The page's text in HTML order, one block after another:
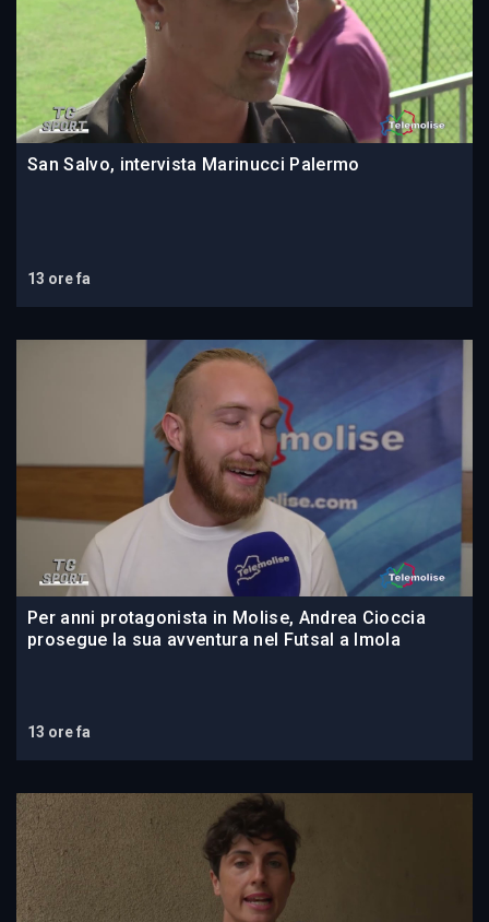
San Salvo, intervista Marinucci Palermo
13 ore fa
Per anni protagonista in Molise, Andrea Cioccia
prosegue la sua avventura nel Futsal a Imola
13 ore fa